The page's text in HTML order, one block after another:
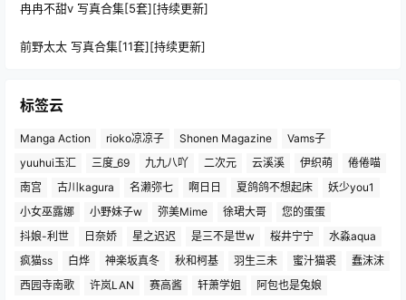
冉冉不甜v 写真合集[5套][持续更新]
前野太太 写真合集[11套][持续更新]
标签云
Manga Action rioko凉凉子 Shonen Magazine
Vams子
yuuhui玉汇
三度_69 九九八吖 二次元 云溪溪 伊织萌
倦倦喵
南宫
古川kagura 名濑弥七 啊日日 夏鸽鸽不想起床
妖少you1
小女巫露娜
小野妹子w 弥美Mime 徐珺大哥
您的蛋蛋
抖娘-利世
日奈娇 星之迟迟 是三不是世w 桜井宁宁
水淼aqua
疯猫ss
白烨 神楽坂真冬 秋和柯基 羽生三未 蜜汁猫裘
蠢沫沫
西园寺南歌
许岚LAN 赛高酱 轩萧学姐 阿包也是兔娘